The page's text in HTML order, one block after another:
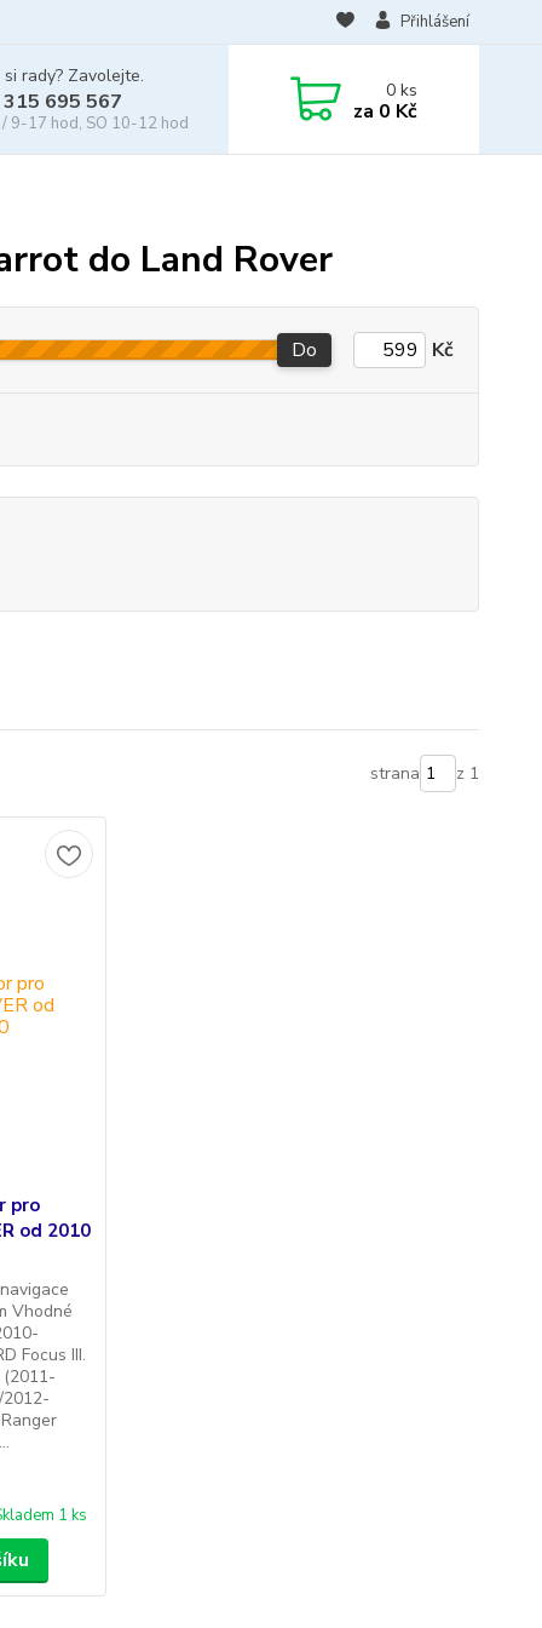
Přihlášení
rady? Zavolejte.
695 567
/ 9-17 hod, SO 10-12 hod
0ks
za 0 Kč
do Land Rover
Do Kč
strana z 1
pro
od 2010
Vhodné
Focus III.
(2011-
2012-
1 ks